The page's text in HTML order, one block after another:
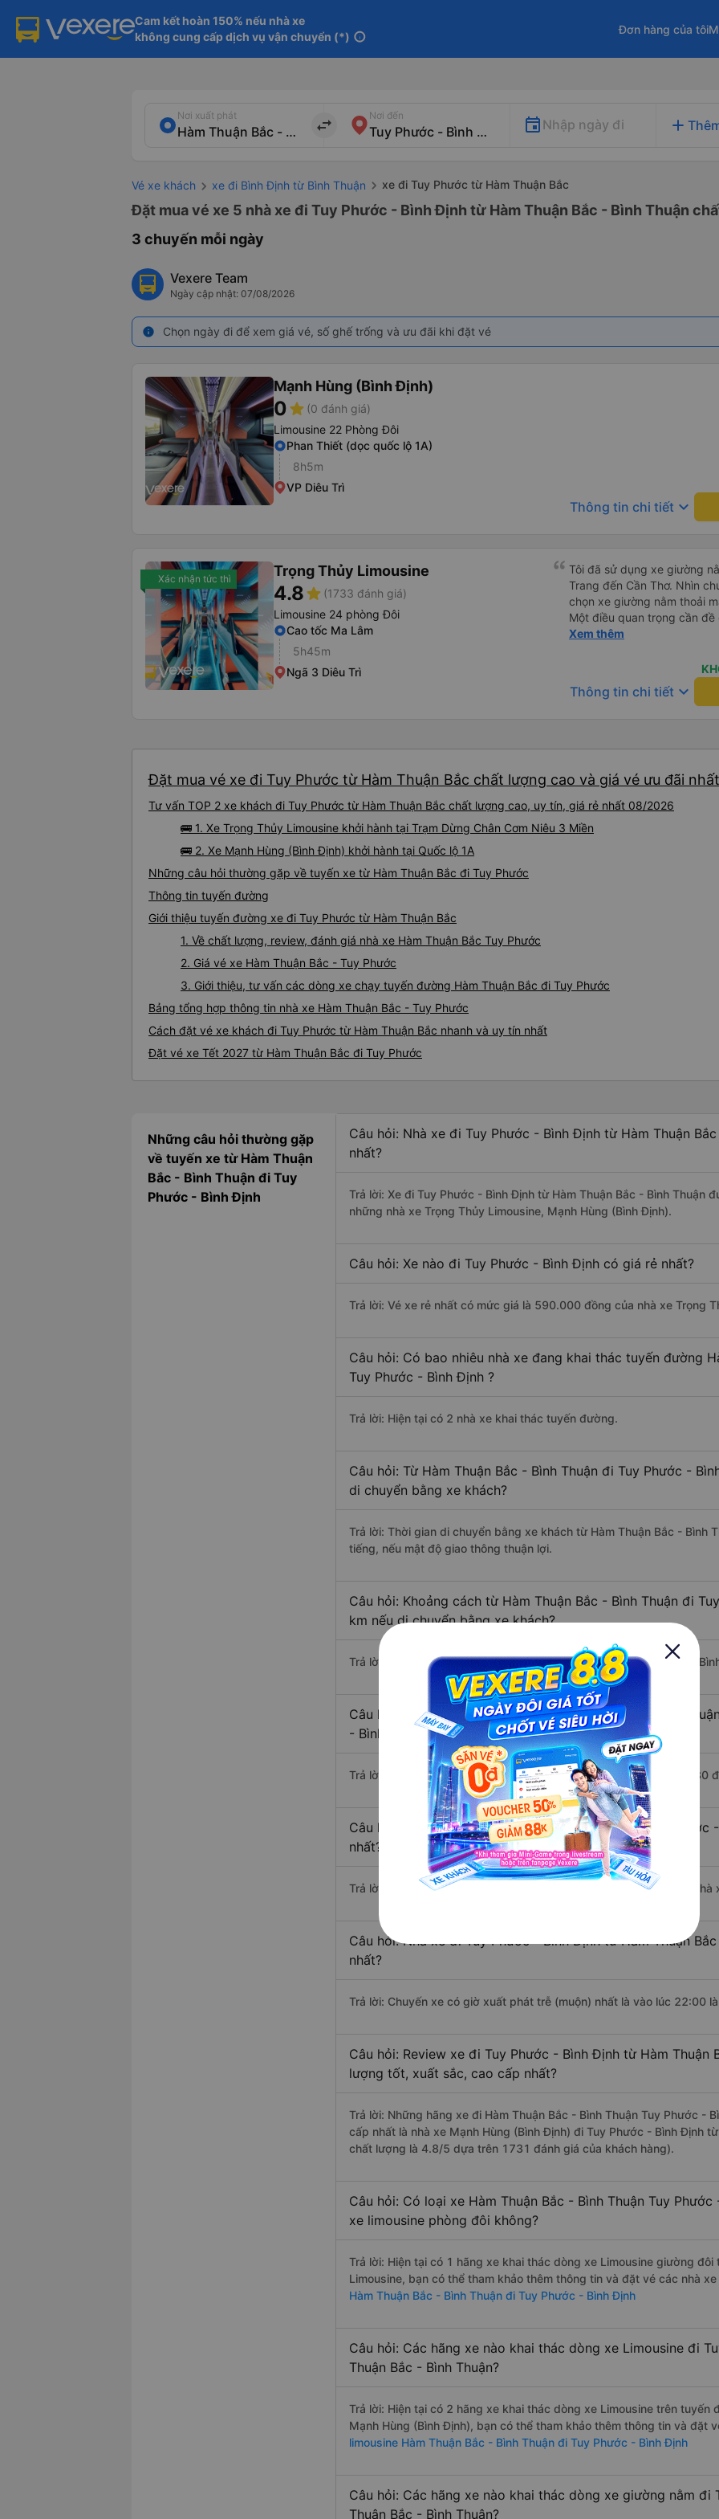
Cam kết hoàn 150% nếu nhà xe
không cung cấp dịch vụ vận chuyển (*) info
Đơn hàng của tôi
Nơi xuất phát
import_export
Nơi đến
Nhập ngày đi add
Vé xe khách xe đi Bình Định từ Bình Thuận xe đi Tuy Phước từ Hàm Thuận Bắc
Đặt mua vé xe 5 nhà xe đi Tuy Phước - Bình Định từ Hàm Thuận Bắc - Bình Thuận
3 chuyến mỗi ngày
Vexere Team
Ngày cập nhật: 07/08/2026
info Chọn ngày đi để xem giá vé, số ghế trống và ưu đãi khi đặt vé
Mạnh Hùng (Bình Định)
0star (0 đánh giá)
Limousine 22 Phòng Đôi
Phan Thiết (dọc quốc lộ 1A)
8h5m
VP Diêu Trì
Thông tin chi tiết keyboard_arrow_down
Xác nhận tức thì Trọng Thủy Limousine
4.8star (1733 đánh giá)
Limousine 24 phòng Đôi
Cao tốc Ma Lâm
5h45m
Ngã 3 Diêu Trì
Tôi đã sử dụng xe giường
Trang đến Cần Thơ. Nhìn
chọn xe giường nằm thoải
Một điều quan trọng cần đề
xe, điều này có thể gây khó
chuyến đi vẫn khá thoải
(hôm qua) rất tốt. Mặc dù
nhưng công ty đã thông
khoảng 4:00 sáng và 9:00
cấp bàn chải đánh răng, đó
nghỉ đêm nào cho đến
chịu. Có vẻ như lịch trình
Xem thêm
Thông tin chi tiết keyboard_arrow_down
Đặt mua vé xe đi Tuy Phước từ Hàm Thuận Bắc chất lượng cao và giá vé ưu đãi
Tư vấn TOP 2 xe khách đi Tuy Phước từ Hàm Thuận Bắc chất lượng cao, uy tín, giá rẻ nhất 08/2026
🚌 1. Xe Trọng Thủy Limousine khởi hành tại Trạm Dừng Chân Cơm Niêu 3 Miền
🚌 2. Xe Mạnh Hùng (Bình Định) khởi hành tại Quốc lộ 1A
Những câu hỏi thường gặp về tuyến xe từ Hàm Thuận Bắc đi Tuy Phước
Thông tin tuyến đường
Giới thiệu tuyến đường xe đi Tuy Phước từ Hàm Thuận Bắc
1. Về chất lượng, review, đánh giá nhà xe Hàm Thuận Bắc Tuy Phước
2. Giá vé xe Hàm Thuận Bắc - Tuy Phước
3. Giới thiệu, tư vấn các dòng xe chạy tuyến đường Hàm Thuận Bắc đi Tuy Phước
Bảng tổng hợp thông tin nhà xe Hàm Thuận Bắc - Tuy Phước
Cách đặt vé xe khách đi Tuy Phước từ Hàm Thuận Bắc nhanh và uy tín nhất
Đặt vé xe Tết 2027 từ Hàm Thuận Bắc đi Tuy Phước
Những câu hỏi thường gặp
về tuyến xe từ Hàm Thuận
Bắc - Bình Thuận đi Tuy
Phước - Bình Định
Câu hỏi: Nhà xe đi Tuy Phước - Bình Định từ Hàm Thuận
nhất?
Trả lời: Xe đi Tuy Phước - Bình Định từ Hàm Thuận Bắc - Bình Thuận
những nhà xe Trọng Thủy Limousine, Mạnh Hùng (Bình Định).
Câu hỏi: Xe nào đi Tuy Phước - Bình Định có giá rẻ nhất?
Trả lời: Vé xe rẻ nhất có mức giá là 590.000 đồng của nhà xe Trọng
Câu hỏi: Có bao nhiêu nhà xe đang khai thác tuyến đường
Tuy Phước - Bình Định ?
Trả lời: Hiện tại có 2 nhà xe khai thác tuyến đường.
Câu hỏi: Từ Hàm Thuận Bắc - Bình Thuận đi Tuy Phước -
di chuyển bằng xe khách?
Trả lời: Thời gian di chuyển bằng xe khách từ Hàm Thuận Bắc - Bình
tiếng, nếu mật độ giao thông thuận lợi.
Câu hỏi: Khoảng cách từ Hàm Thuận Bắc - Bình Thuận đi
km nếu di chuyển bằng xe khách?
Trả lời: Đoạn đường đi Tuy Phước - Bình Định từ Hàm Thuận Bắc -
Câu hỏi: Mỗi ngày có bao nhiêu chuyến xe khách Hàm
- Bình Định ?
Trả lời: Trung bình mỗi ngày có khoảng 3 chuyến xe bắt đầu từ 1:30
Câu hỏi: Nhà xe đi Hàm Thuận Bắc - Bình Thuận Tuy Phước
nhất?
Trả lời: Chuyến xe có giờ xuất phát sớm nhất vào lúc 1:30 là của nhà
Câu hỏi: Nhà xe đi Tuy Phước - Bình Định từ Hàm Thuận
nhất?
Trả lời: Chuyến xe có giờ xuất phát trễ (muộn) nhất là vào lúc 22:00
Câu hỏi: Review xe đi Tuy Phước - Bình Định từ Hàm Thuận
lượng tốt, xuất sắc, cao cấp nhất?
Trả lời: Những hãng xe đi Hàm Thuận Bắc - Bình Thuận Tuy Phước -
cấp nhất là nhà xe Mạnh Hùng (Bình Định) đi Tuy Phước - Bình Định
chất lượng là 4.8/5 dựa trên 1731 đánh giá của khách hàng).
Câu hỏi: Có loại xe Hàm Thuận Bắc - Bình Thuận Tuy
xe limousine phòng đôi không?
Trả lời: Hiện tại có 1 hãng xe khai thác dòng xe Limousine giường
Limousine, bạn có thể tham khảo thêm thông tin và đặt vé các nhà
Hàm Thuận Bắc - Bình Thuận đi Tuy Phước - Bình Định
Câu hỏi: Các hãng xe nào khai thác dòng xe Limousine đi
Thuận Bắc - Bình Thuận?
Trả lời: Hiện tại có 2 hãng xe khai thác dòng xe Limousine trên tuyến
Mạnh Hùng (Bình Định), bạn có thể tham khảo thêm thông tin và đặt
limousine Hàm Thuận Bắc - Bình Thuận đi Tuy Phước - Bình Định
Câu hỏi: Các hãng xe nào khai thác dòng xe giường nằm đi
Thuận Bắc - Bình Thuận?